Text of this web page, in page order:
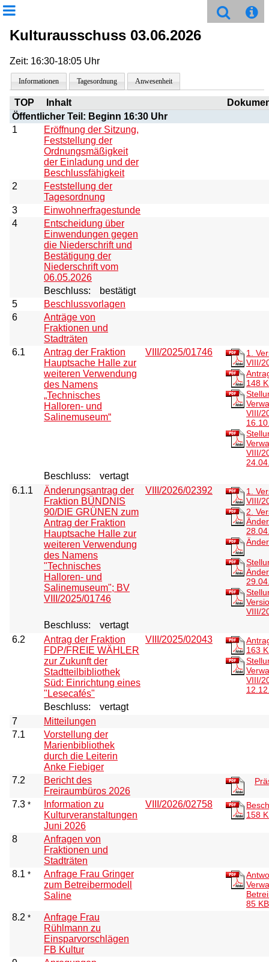
Kulturausschuss 03.06.2026
Zeit: 16:30-18:05 Uhr
Informationen Tagesordnung Anwesenheit
TOP Inhalt
Öffentlicher Teil: Beginn 16:30 Uhr
1
Eröffnung der Sitzung,
Feststellung der
Ordnungsmäßigkeit
der Einladung und der
Beschlussfähigkeit
2
Feststellung der
Tagesordnung
3
Einwohnerfragestunde
4
Entscheidung über
Einwendungen gegen
die Niederschrift und
Bestätigung der
Niederschrift vom
06.05.2026
Beschluss:
bestätigt
5
Beschlussvorlagen
6
Anträge von
Fraktionen und
Stadträten
6.1
Antrag der Fraktion
Hauptsache Halle zur
weiteren Verwendung
des Namens
„Technisches
Halloren- und
Salinemuseum“
VIII/2025/01746
1.
VIII/
148
VIII/
VIII/
Beschluss:
vertagt
6.1.1
Änderungsantrag der
Fraktion BÜNDNIS
90/DIE GRÜNEN zum
Antrag der Fraktion
Hauptsache Halle zur
weiteren Verwendung
des Namens
"Technisches
Halloren- und
Salinemuseum"; BV
VIII/2025/01746
VIII/2026/02392
1.
VIII/
2.
VIII/
Beschluss:
vertagt
6.2
Antrag der Fraktion
FDP/FREIE WÄHLER
zur Zukunft der
Stadtteilbibliothek
Süd: Einrichtung eines
"Lesecafés"
VIII/2025/02043
163
VIII/
Beschluss:
vertagt
7
Mitteilungen
7.1
Vorstellung der
Marienbibliothek
durch die Leiterin
Anke Fiebiger
7.2
Bericht des
Freiraumbüros 2026
7.3 *
Information zu
Kulturveranstaltungen
Juni 2026
VIII/2026/02758
158
8
Anfragen von
Fraktionen und
Stadträten
8.1 *
Anfrage Frau Gringer
zum Betreibermodell
Saline
85 KB
8.2 *
Anfrage Frau
Rühlmann zu
Einsparvorschlägen
FB Kultur